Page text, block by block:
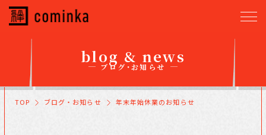
blog & news
ブログ・お知らせ
TOP ブログ・お知らせ 年末年始休業のお知らせ